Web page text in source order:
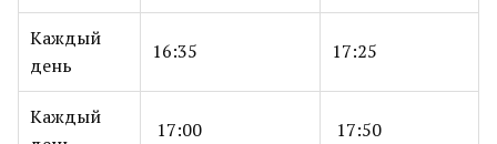
Каждый
день
16:35 17:25
Каждый
17:00 17:50